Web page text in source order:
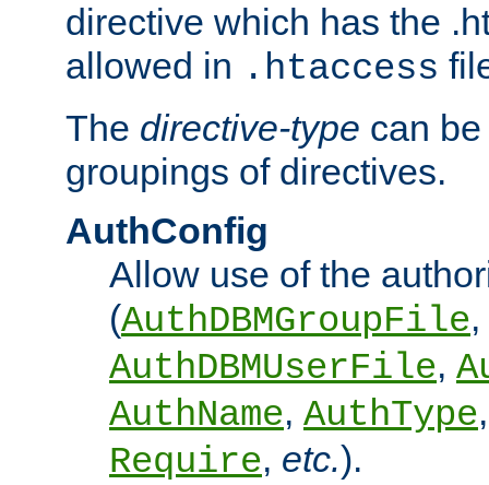
directive which has the
allowed in .htaccess
The directive-type can
groupings of directives.
AuthConfig
Allow use of the
(AuthDBMGroupFile,
AuthDBMUserFile,
AuthName, AuthType
Require, etc.).